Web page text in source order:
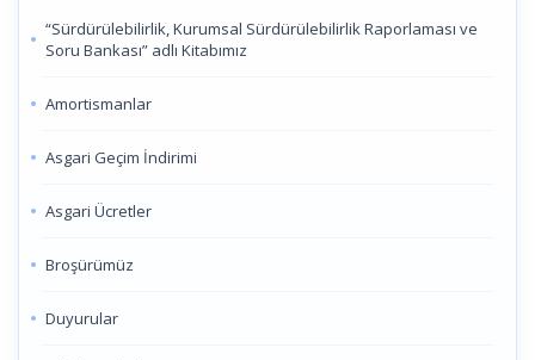
“Sürdürülebilirlik, Kurumsal Sürdürülebilirlik Raporlaması ve
Soru Bankası” adlı Kitabımız
Amortismanlar
Asgari Geçim İndirimi
Asgari Ücretler
Broşürümüz
Duyurular